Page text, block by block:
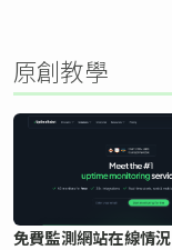
原創教學
免費監測網站在線情況